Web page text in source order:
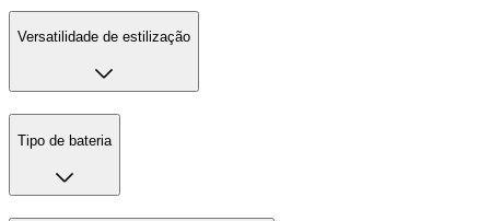
Versatilidade de estilização
Tipo de bateria